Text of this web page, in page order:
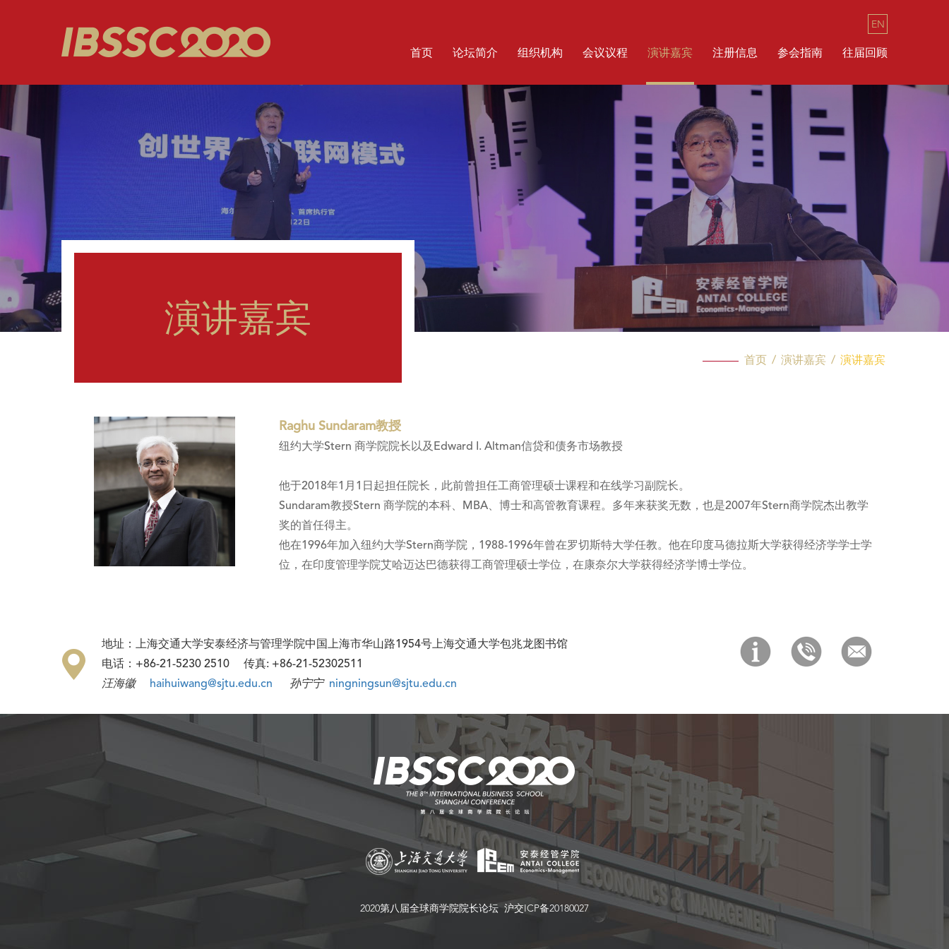
首页 论坛简介 组织机构 会议议程 演讲嘉宾 注册信息 参会指南 往届回顾
EN
演讲嘉宾
首页 / 演讲嘉宾 / 演讲嘉宾
Raghu Sundaram教授
纽约大学Stern 商学院院长以及Edward I. Altman信贷和债务市场教授
他于2018年1月1日起担任院长，此前曾担任工商管理硕士课程和在线学习副院长。
Sundaram教授Stern 商学院的本科、MBA、博士和高管教育课程。多年来获奖无数，也是2007年Stern商学院杰出教学
奖的首任得主。
他在1996年加入纽约大学Stern商学院，1988-1996年曾在罗切斯特大学任教。他在印度马德拉斯大学获得经济学学士学
位，在印度管理学院艾哈迈达巴德获得工商管理硕士学位，在康奈尔大学获得经济学博士学位。
地址：上海交通大学安泰经济与管理学院中国上海市华山路1954号上海交通大学包兆龙图书馆
电话：+86-21-5230 2510 传真: +86-21-52302511
汪海徽
haihuiwang@sjtu.edu.cn 孙宁宁 ningningsun@sjtu.edu.cn
2020第八届全球商学院院长论坛 沪交ICP备20180027